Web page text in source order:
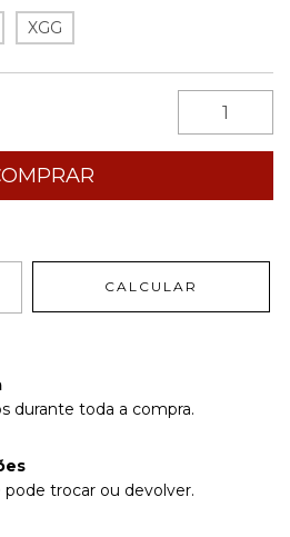
XGG
CALCULAR
durante toda a compra.
trocar ou devolver.